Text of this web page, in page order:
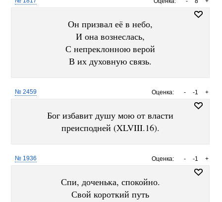
Он призвал её в небо,
И она вознеслась,
С непреклонною верой
В их духовную связь.
Оценка: +
-1
-
№ 2459
Бог избавит душу мою от власти
преисподней (XLVIII.16).
Оценка: +
-1
-
№ 1936
Спи, доченька, спокойно.
Свой короткий путь